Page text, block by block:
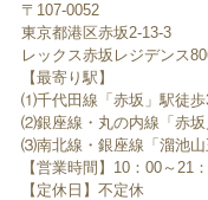
〒107-0052
東京都港区赤坂2-13-3
レックス赤坂レジデンス
【最寄り駅】
⑴千代田線「赤坂」駅徒歩
⑵銀座線・丸の内線「赤坂
⑶南北線・銀座線「溜池山
【営業時間】10：00～21
【定休日】不定休